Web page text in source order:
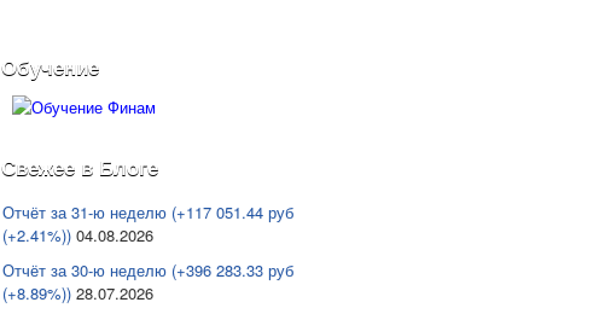
Обучение
Свежее в Блоге
Отчёт за 31-ю неделю (+117 051.44 руб
(+2.41%)) 04.08.2026
Отчёт за 30-ю неделю (+396 283.33 руб
(+8.89%)) 28.07.2026